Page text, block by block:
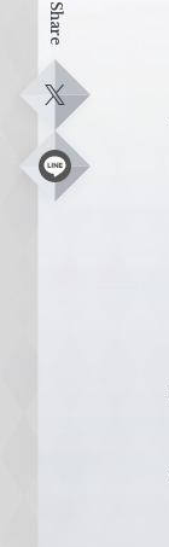
Share
X
L